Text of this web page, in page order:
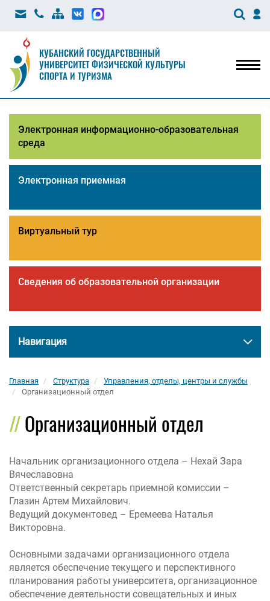
КУБАНСКИЙ ГОСУДАРСТВЕННЫЙ
УНИВЕРСИТЕТ ФИЗИЧЕСКОЙ КУЛЬТУРЫ
СПОРТА И ТУРИЗМА
Электронная информационно-образовательная
среда
Электронная приемная
Виртуальный тур
Сведения об образовательной организации
Навигация
Главная Структура
Управления, отделы, центры и службы
Организационный отдел
Организационный отдел
Начальник организационного отдела – Нехай Зара
Вячеславовна
Ответственный секретарь приемной комиссии –
Глазин Артем Михайлович.
Ведущий документовед – Еремеева Наталья
Викторовна.
Основными задачами организационного отдела
является обеспечение текущего и перспективного
планирования работы университета, организационное
обеспечение деятельности совещательных и иных